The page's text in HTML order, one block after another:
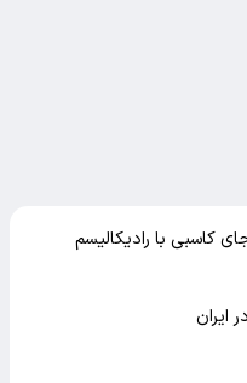
کاسبی با رادیکالیسم
ایران